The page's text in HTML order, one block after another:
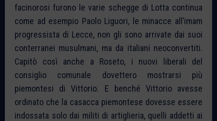
facinorosi furono le varie schegge di Lotta continua
come ad esempio Paolo Liguori, le minacce all’imam
progressista di Lecce, non gli sono arrivate dai suoi
conterranei musulmani, ma da italiani neoconvertiti.
Capitò così anche a Roseto, i nuovi liberali del
consiglio comunale dovettero mostrarsi più
piemontesi di Vittorio. E benché Vittorio avesse
ordinato che la casacca piemontese dovesse essere
indossata solo dai militi di artiglieria, quelli addetti ai